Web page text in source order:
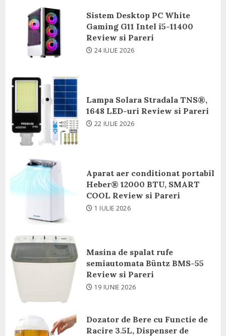
Sistem Desktop PC White
Gaming G11 Intel i5-11400
Review si Pareri
24 IULIE 2026
Lampa Solara Stradala TNS®,
1648 LED-uri Review si Pareri
22 IULIE 2026
Aparat aer conditionat portabil
Heber® 12000 BTU, SMART
COOL Review si Pareri
1 IULIE 2026
Masina de spalat rufe
semiautomata Büntz BMS-55
Review si Pareri
19 IUNIE 2026
Dozator de Bere cu Functie de
Racire 3.5L, Dispenser de